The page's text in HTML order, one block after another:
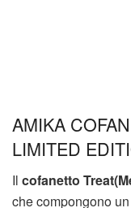
AMIKA
LIMITED
Il cofanetto
che compongono